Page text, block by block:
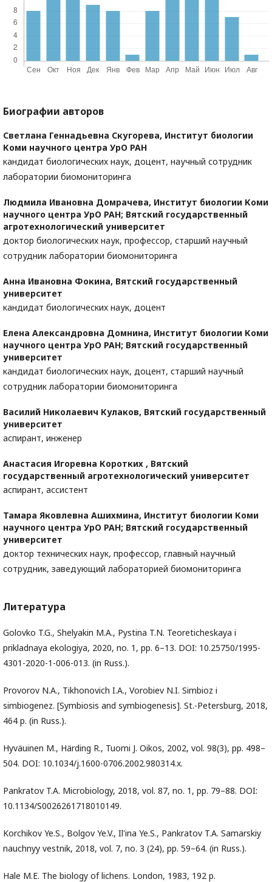
Биографии авторов
Светлана Геннадьевна Скугорева, Институт биологии
Коми научного центра УрО РАН
кандидат биологических наук, доцент, научный сотрудник
лаборатории биомониторинга
Людмила Ивановна Домрачева, Институт биологии Коми
научного центра УрО РАН; Вятский государственный
агротехнологический университет
доктор биологических наук, профессор, старший научный
сотрудник лаборатории биомониторинга
Анна Ивановна Фокина, Вятский государственный
университет
кандидат биологических наук, доцент
Елена Александровна Домнина, Институт биологии Коми
научного центра УрО РАН; Вятский государственный
университет
кандидат биологических наук, доцент, старший научный
сотрудник лаборатории биомониторинга
Василий Николаевич Кулаков, Вятский государственный
университет
аспирант, инженер
Анастасия Игоревна Коротких , Вятский
государственный агротехнологический университет
аспирант, ассистент
Тамара Яковлевна Ашихмина, Институт биологии Коми
научного центра УрО РАН; Вятский государственный
университет
доктор технических наук, профессор, главный научный
сотрудник, заведующий лабораторией биомониторинга
Литература
Golovko T.G., Shelyakin M.A., Pystina T.N. Teoreticheskaya i
prikladnaya ekologiya, 2020, no. 1, pp. 6–13. DOI: 10.25750/1995-
4301-2020-1-006-013. (in Russ.).
Provorov N.A., Tikhonovich I.A., Vorobiev N.I. Simbioz i
simbiogenez. [Symbiosis and symbiogenesis]. St.-Petersburg, 2018,
464 p. (in Russ.).
Hyväuinen M., Härding R., Tuomi J. Oikos, 2002, vol. 98(3), pp. 498–
504. DOI: 10.1034/j.1600-0706.2002.980314.x.
Pankratov T.A. Microbiology, 2018, vol. 87, no. 1, pр. 79–88. DOI:
10.1134/S0026261718010149.
Korchikov Ye.S., Bolgov Ye.V., Il'ina Ye.S., Pankratov T.A. Samarskiy
nauchnyy vestnik, 2018, vol. 7, no. 3 (24), pp. 59–64. (in Russ.).
Hale M.E. The biology of lichens. London, 1983, 192 p.